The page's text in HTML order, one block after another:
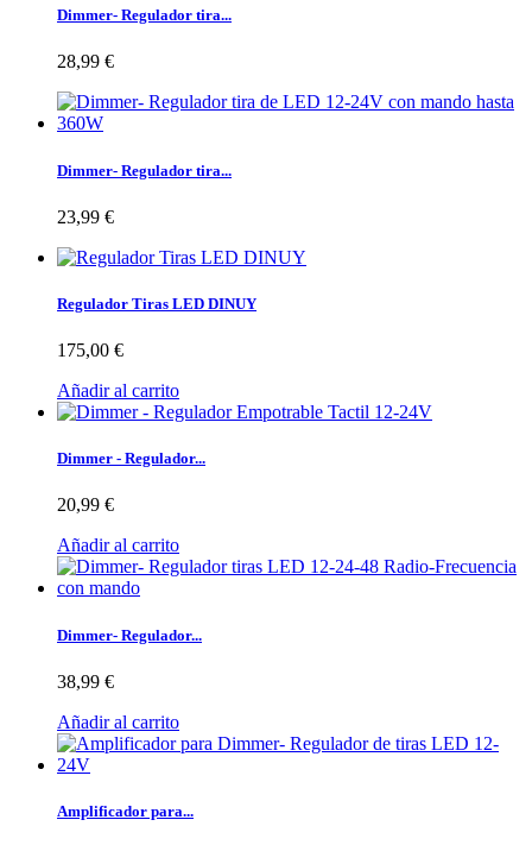
Dimmer- Regulador tira...
28,99 €
Dimmer- Regulador tira...
23,99 €
Regulador Tiras LED DINUY
175,00 €
Añadir al carrito
Dimmer - Regulador...
20,99 €
Añadir al carrito
Dimmer- Regulador...
38,99 €
Añadir al carrito
Amplificador para...